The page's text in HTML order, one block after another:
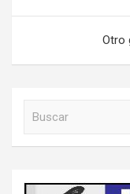
entradas
Otro